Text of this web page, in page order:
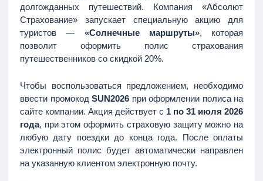
долгожданных путешествий. Компания «Абсолют
Страхование» запускает специальную акцию для
туристов — «Солнечные маршруты», которая
позволит оформить полис страхования
путешественников со скидкой 20%.
Чтобы воспользоваться предложением, необходимо
ввести промокод SUN2026 при оформлении полиса на
сайте компании. Акция действует с 1 по 31 июля 2026
года, при этом оформить страховую защиту можно на
любую дату поездки до конца года. После оплаты
электронный полис будет автоматически направлен
на указанную клиентом электронную почту.